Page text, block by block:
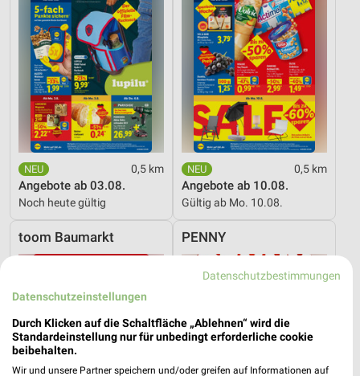
0,5 km
Angebote ab 03.08.
Noch heute gültig
0,5 km
Angebote ab 10.08.
Gültig ab Mo. 10.08.
toom Baumarkt PENNY
Datenschutzbestimmungen
Datenschutzeinstellungen
Durch Klicken auf die Schaltfläche „Ablehnen“ wird die
Standardeinstellung nur für unbedingt erforderliche cookie
beibehalten.
Wir und unsere Partner speichern und/oder greifen auf Informationen auf